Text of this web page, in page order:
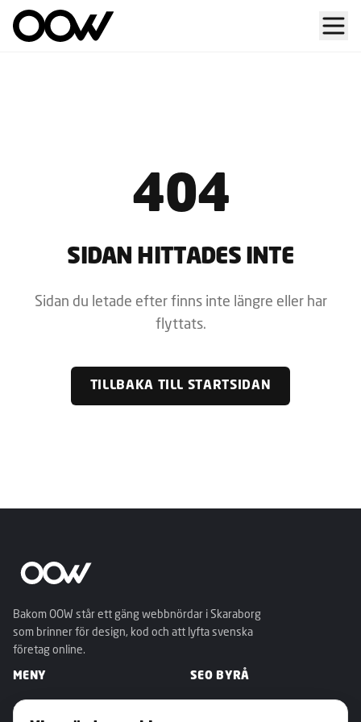
404
SIDAN HITTADES INTE
Sidan du letade efter finns inte längre eller har
flyttats.
TILLBAKA TILL STARTSIDAN
Bakom OOW står ett gäng webbnördar i Skaraborg
som brinner för design, kod och att lyfta svenska
företag online.
MENY
›Tjänster
SEO BYRÅ